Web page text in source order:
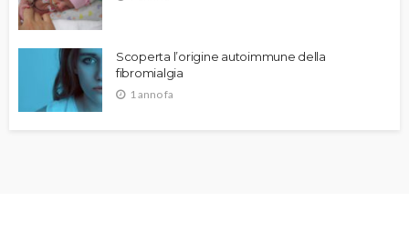
Scoperta l’origine autoimmune della
fibromialgia
1 anno fa